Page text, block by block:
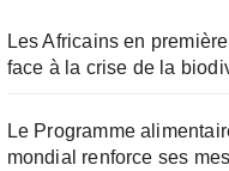
Les Africains en
face à la crise de la
Le Programme
mondial renforce ses